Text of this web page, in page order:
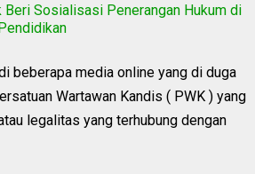
Beri Sosialisasi Penerangan Hukum di
beberapa media online yang di duga
Wartawan Kandis ( PWK ) yang
legalitas yang terhubung dengan